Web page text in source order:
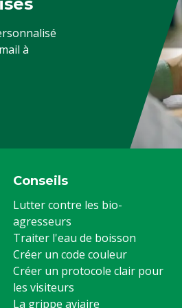
à
Conseils
Lutter contre les bio-
agresseurs
Traiter l'eau de boisson
Créer un code couleur
Créer un protocole clair pour
les visiteurs
La grippe aviaire